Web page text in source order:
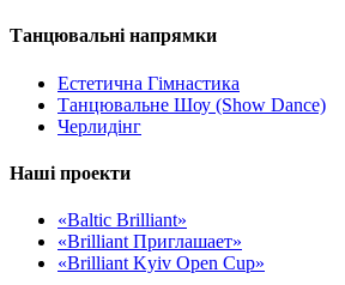
Танцювальні напрямки
Естетична Гімнастика
Танцювальне Шоу (Show Dance)
Черлидінг
Наші проекти
«Baltic Brilliant»
«Brilliant Приглашает»
«Brilliant Kyiv Open Cup»